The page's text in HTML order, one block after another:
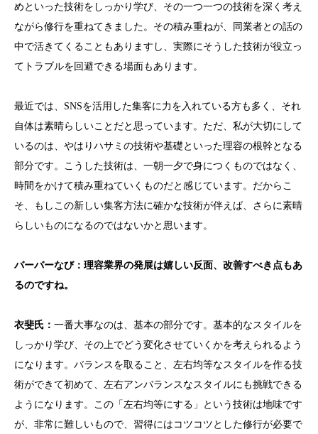
めといった技術をしっかり学び、その一つ一つの技術を深く考え
ながら修行を重ねてきました。その積み重ねが、同業者との話の
中で活きてくることもありますし、実際にそうした技術が役立っ
てトラブルを回避できる場面もあります。
最近では、SNSを活用した集客に力を入れている方も多く、それ
自体は素晴らしいことだと思っています。ただ、私が大切にして
いるのは、やはりハサミの技術や基礎といった理容の根幹となる
部分です。こうした技術は、一朝一夕で身につくものではなく、
時間をかけて積み重ねていくものだと感じています。だからこ
そ、もしこの新しい集客方法に確かな技術が伴えば、さらに素晴
らしいものになるのではないかと思います。
バーバーなび：理容業界の発展は嬉しい反面、改善すべき点もあ
るのですね。
衣斐氏： 一番大事なのは、基本の部分です。基本的なスタイルを
しっかり学び、その上でどう変化させていくかを考えられるよう
になります。バランスを取ること、左右均等なスタイルを作る技
術ができて初めて、左右アンバランスなスタイルにも挑戦できる
ようになります。この「左右均等にする」という技術は地味です
が、非常に難しいもので、習得にはコツコツとした修行が必要で